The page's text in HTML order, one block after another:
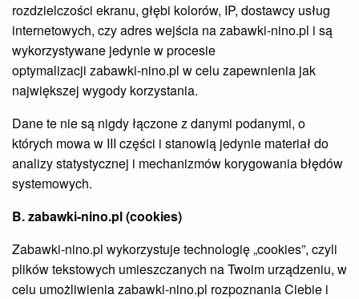
rozdzielczości ekranu, głębi kolorów, IP, dostawcy usług
internetowych, czy adres wejścia na zabawki-nino.pl i są
wykorzystywane jedynie w procesie
optymalizacji zabawki-nino.pl w celu zapewnienia jak
największej wygody korzystania.
Dane te nie są nigdy łączone z danymi podanymi, o
których mowa w III części i stanowią jedynie materiał do
analizy statystycznej i mechanizmów korygowania błędów
systemowych.
B. zabawki-nino.pl (cookies)
Zabawki-nino.pl wykorzystuje technologię „cookies”, czyli
plików tekstowych umieszczanych na Twoim urządzeniu, w
celu umożliwienia zabawki-nino.pl rozpoznania Ciebie i